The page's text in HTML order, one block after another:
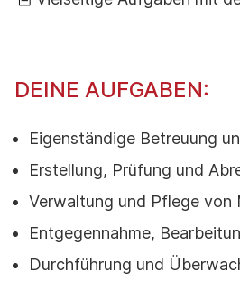
DEINE AUFGABEN:
Eigenständige Betreuung
Erstellung, Prüfung und
Verwaltung und Pflege von
Entgegennahme,
Durchführung und